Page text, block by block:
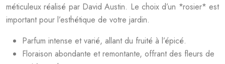
méticuleux réalisé par David Austin. Le choix d’un *rosier* est
important pour l’esthétique de votre jardin.
Parfum intense et varié, allant du fruité à l’épicé.
Floraison abondante et remontante, offrant des fleurs de